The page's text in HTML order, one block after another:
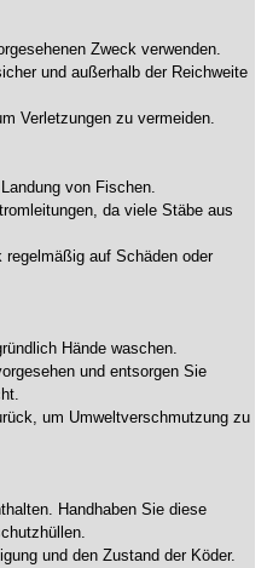
Zweck verwenden.
und außerhalb der Reichweite
Verletzungen zu vermeiden.
von Fischen.
da viele Stäbe aus
regelmäßig auf Schäden oder
Hände waschen.
und entsorgen Sie
um Umweltverschmutzung zu
Handhaben Sie diese
und den Zustand der Köder.